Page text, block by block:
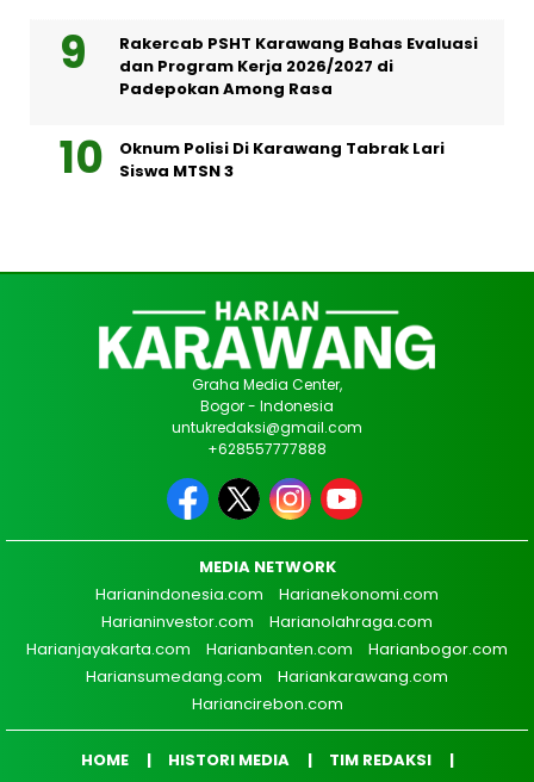
Rakercab PSHT Karawang Bahas Evaluasi
dan Program Kerja 2026/2027 di
Padepokan Among Rasa
Oknum Polisi Di Karawang Tabrak Lari
Siswa MTSN 3
Graha Media Center,
Bogor - Indonesia
untukredaksi@gmail.com
+628557777888
MEDIA NETWORK
Harianindonesia.com
Harianekonomi.com
Harianinvestor.com
Harianolahraga.com
Harianjayakarta.com
Harianbanten.com
Harianbogor.com
Hariansumedang.com
Hariankarawang.com
Hariancirebon.com
HOME HISTORI MEDIA
TIM REDAKSI